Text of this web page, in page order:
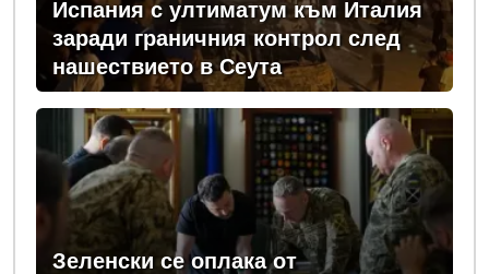
Испания с ултиматум към Италия
заради граничния контрол след
нашествието в Сеута
Зеленски се оплака от